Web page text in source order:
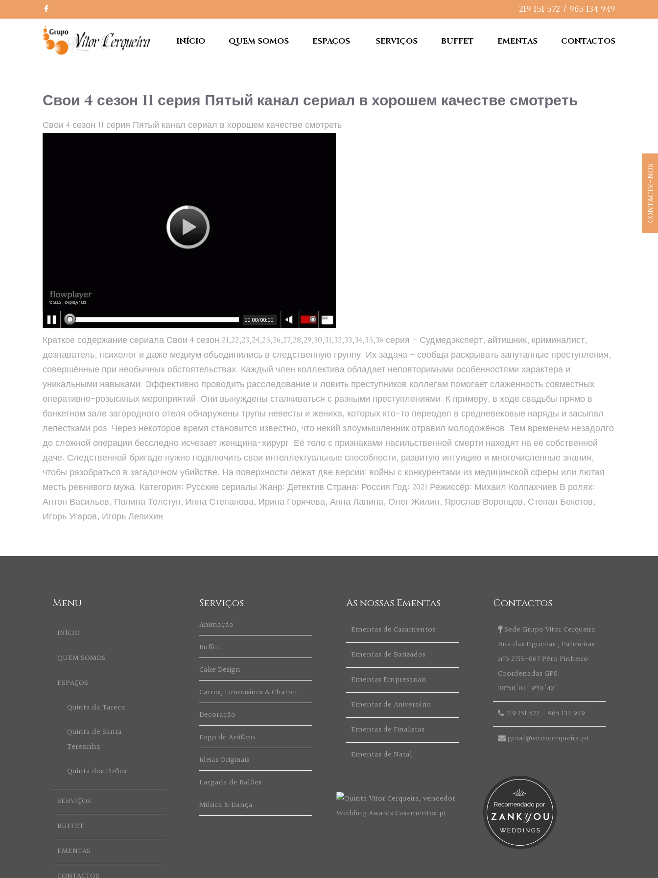
219 151 572 / 965 134 949
INÍCIO QUEM SOMOS ESPAÇOS SERVIÇOS BUFFET EMENTAS CONTACTOS
Свои 4 сезон 11 серия Пятый канал сериал в хорошем качестве смотреть
Свои 4 сезон 11 серия Пятый канал сериал в хорошем качестве смотреть
Краткое содержание сериала Свои 4 сезон 21,22,23,24,25,26,27,28,29,30,31,32,33,34,35,36 серия – Судмедэксперт, айтишник, криминалист,
дознаватель, психолог и даже медиум объединились в следственную группу. Их задача – сообща раскрывать запутанные преступления,
совершённые при необычных обстоятельствах. Каждый член коллектива обладает неповторимыми особенностями характера и
уникальными навыками. Эффективно проводить расследование и ловить преступников коллегам помогает слаженность совместных
оперативно-розыскных мероприятий. Они вынуждены сталкиваться с разными преступлениями. К примеру, в ходе свадьбы прямо в
банкетном зале загородного отеля обнаружены трупы невесты и жениха, которых кто-то переодел в средневековые наряды и засыпал
лепестками роз. Через некоторое время становится известно, что некий злоумышленник отравил молодожёнов. Тем временем незадолго
до сложной операции бесследно исчезает женщина-хирург. Её тело с признаками насильственной смерти находят на её собственной
даче. Следственной бригаде нужно подключить свои интеллектуальные способности, развитую интуицию и многочисленные знания,
чтобы разобраться в загадочном убийстве. На поверхности лежат две версии: войны с конкурентами из медицинской сферы или лютая
месть ревнивого мужа. Категория: Русские сериалы Жанр: Детектив Страна: Россия Год: 2021 Режиссёр: Михаил Колпахчиев В ролях:
Антон Васильев, Полина Толстун, Инна Степанова, Ирина Горячева, Анна Лапина, Олег Жилин, Ярослав Воронцов, Степан Бекетов,
Игорь Угаров, Игорь Лепихин
Menu
INÍCIO
QUEM SOMOS
ESPAÇOS
Quinta da Tareca
Quinta de Santa
Teresinha
Quinta dos Pizões
SERVIÇOS
BUFFET
EMENTAS
Serviços
Animação
Buffet
Cake Design
Carros, Limousines & Charret
Decoração
Fogo de Artifício
Ideias Originais
Largada de Balões
Música & Dança
As nossas Ementas
Ementas de Casamentos
Ementas de Batizados
Ementas Empresariais
Ementas de Aniversário
Ementas de Finalistas
Ementas de Natal
Contactos
Sede Grupo Vitor Cerqueira
Rua das Figueiras , Palmeiras
nº5 2715-067 Pêro Pinheiro
Coordenadas GPS:
38º50'04" 9º18'42"
219 151 572 - 965 134 949
geral@vitorcerqueira.pt
CONTACTE-NOS